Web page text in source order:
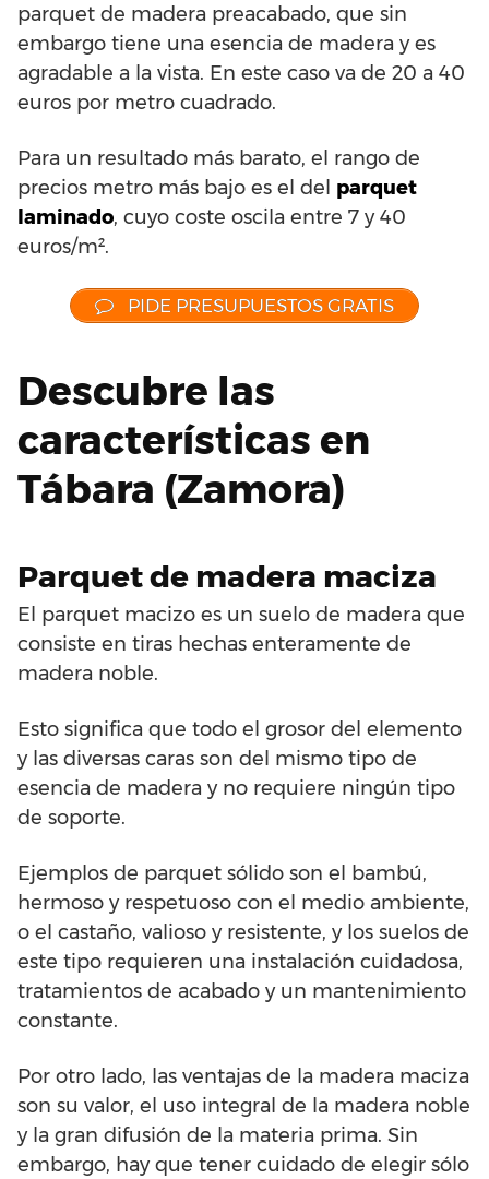
parquet de madera preacabado, que sin
embargo tiene una esencia de madera y es
agradable a la vista. En este caso va de 20 a 40
euros por metro cuadrado.
Para un resultado más barato, el rango de
precios metro más bajo es el del parquet
laminado, cuyo coste oscila entre 7 y 40
euros/m².
PIDE PRESUPUESTOS GRATIS
Descubre las
características en
Tábara (Zamora)
Parquet de madera maciza
El parquet macizo es un suelo de madera que
consiste en tiras hechas enteramente de
madera noble.
Esto significa que todo el grosor del elemento
y las diversas caras son del mismo tipo de
esencia de madera y no requiere ningún tipo
de soporte.
Ejemplos de parquet sólido son el bambú,
hermoso y respetuoso con el medio ambiente,
o el castaño, valioso y resistente, y los suelos de
este tipo requieren una instalación cuidadosa,
tratamientos de acabado y un mantenimiento
constante.
Por otro lado, las ventajas de la madera maciza
son su valor, el uso integral de la madera noble
y la gran difusión de la materia prima. Sin
embargo, hay que tener cuidado de elegir sólo